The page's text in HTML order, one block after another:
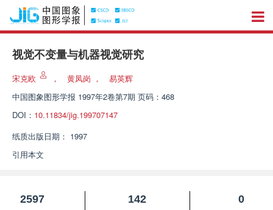
视觉不变量与机器视觉研究
宋克欧 ， 黄凤岗 ，
易英辉
中国图象图形学报 1997年2卷第7期 页码：468
DOI： 10.11834/jig.199707147
纸质出版日期： 1997
引用本文
2597
142
0